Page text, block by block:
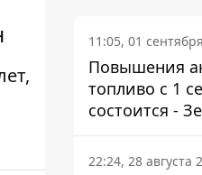
11:05, 01
Повышения
топливо с 1
состоится -
подписал
22:24, 28 августа